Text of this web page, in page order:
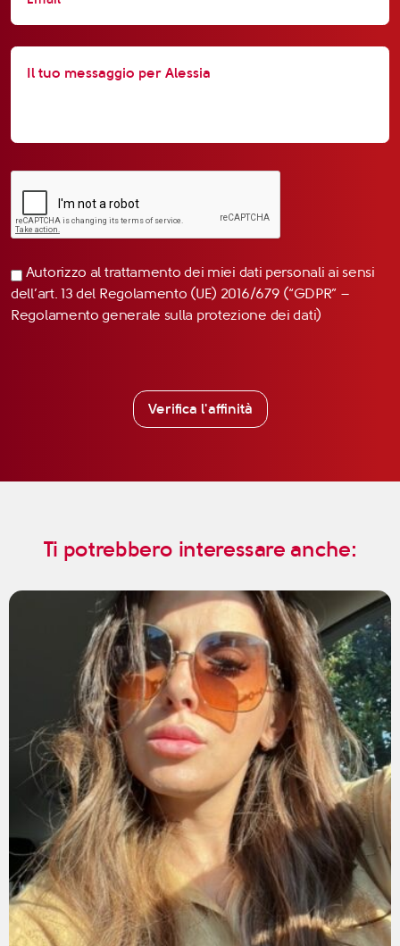
Autorizzo al trattamento dei miei dati personali ai sensi
dell’art. 13 del Regolamento (UE) 2016/679 (“GDPR” –
Regolamento generale sulla protezione dei dati)
Verifica l'affinità
Ti potrebbero interessare anche: